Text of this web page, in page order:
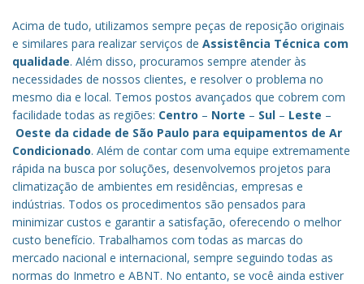
Acima de tudo, utilizamos sempre peças de reposição originais
e similares para realizar serviços de Assistência Técnica com
qualidade. Além disso, procuramos sempre atender às
necessidades de nossos clientes, e resolver o problema no
mesmo dia e local. Temos postos avançados que cobrem com
facilidade todas as regiões: Centro – Norte – Sul – Leste –
Oeste da cidade de São Paulo para equipamentos de Ar
Condicionado. Além de contar com uma equipe extremamente
rápida na busca por soluções, desenvolvemos projetos para
climatização de ambientes em residências, empresas e
indústrias. Todos os procedimentos são pensados para
minimizar custos e garantir a satisfação, oferecendo o melhor
custo benefício. Trabalhamos com todas as marcas do
mercado nacional e internacional, sempre seguindo todas as
normas do Inmetro e ABNT. No entanto, se você ainda estiver